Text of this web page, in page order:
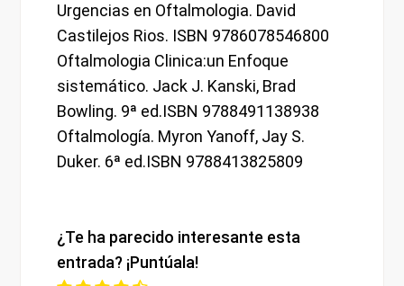
Urgencias en Oftalmologia. David
Castilejos Rios. ISBN 9786078546800
Oftalmologia Clinica:un Enfoque
sistemático. Jack J. Kanski, Brad
Bowling. 9ª ed.ISBN 9788491138938
Oftalmología. Myron Yanoff, Jay S.
Duker. 6ª ed.ISBN 9788413825809
¿Te ha parecido interesante esta
entrada? ¡Puntúala!